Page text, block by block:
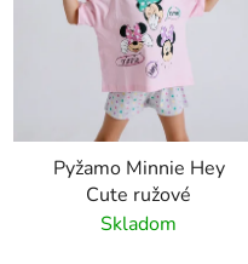
Pyžamo Minnie Hey
Cute ružové
Skladom